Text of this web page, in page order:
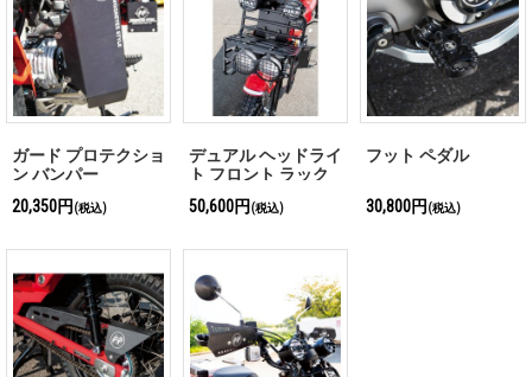
ガード プロテクショ
ン バンパー
20,350円 (税込)
デュアル ヘッドライ
ト フロント ラック
50,600円 (税込)
フット ペダル
30,800円 (税込)